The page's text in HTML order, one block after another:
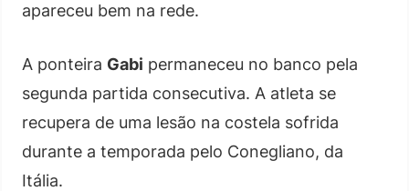
apareceu bem na rede.
A ponteira Gabi permaneceu no banco pela
segunda partida consecutiva. A atleta se
recupera de uma lesão na costela sofrida
durante a temporada pelo Conegliano, da
Itália.